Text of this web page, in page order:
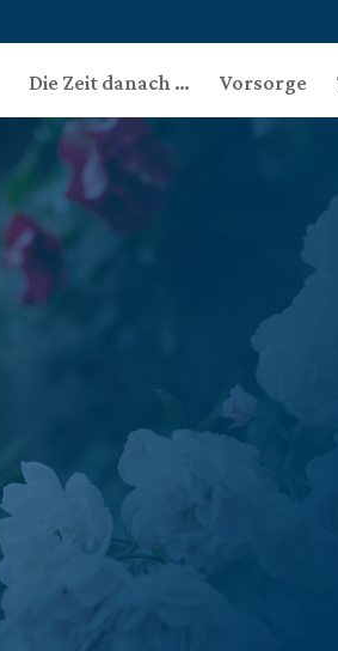
Die Zeit danach … Vorsorge